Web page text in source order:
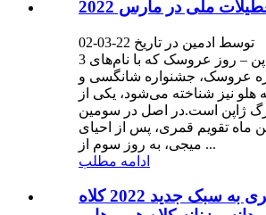
ملی در مارس 2022
توسط ادمین در تاریخ 22-03-02
3 مارس ژاپن – روز عروسک که با نام‌های
عروسک، جشنواره شانگسی و
نیز شناخته می‌شود، یکی از
ژاپن است.در اصل در سومین
ماه تقویم قمری، پس از احیای
میجی، به روز سوم از ...
ادامه مطلب
کلاه ماهیگیری به سبک جدید 2022 کلاه